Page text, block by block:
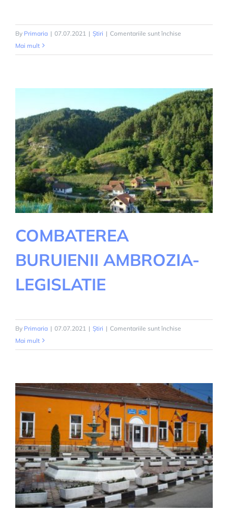
By Primaria | 07.07.2021 | Știri | Comentariile sunt închise
DE
INCENDIILOR
LA
PREPARAREA
GRATARULUI
LA
‘IARBA
VERDE
Mai mult
COMBATEREA
BURUIENII AMBROZIA-
LEGISLATIE
By Primaria | 07.07.2021 | Știri | Comentariile sunt închise
BURUIENII
Mai mult